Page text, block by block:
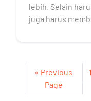
lebih. Selain
juga harus
« Previous
Page
1